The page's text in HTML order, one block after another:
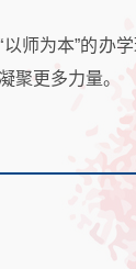
师为本”的办
聚更多力量。